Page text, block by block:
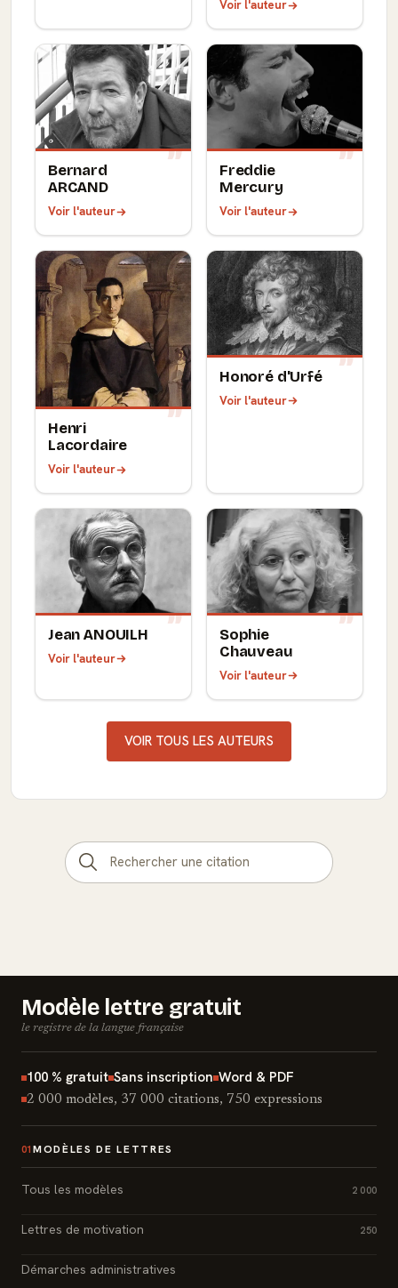
Voir l'auteur
Bernard
ARCAND
Voir l'auteur
Freddie
Mercury
Voir l'auteur
Henri
Lacordaire
Voir l'auteur
Honoré d'Urfé
Voir l'auteur
Jean ANOUILH
Voir l'auteur
Sophie
Chauveau
Voir l'auteur
VOIR TOUS LES AUTEURS
Modèle lettre gratuit
le registre de la langue française
100 % gratuit Sans inscription Word & PDF
2 000 modèles, 37 000 citations, 750 expressions
01 MODÈLES DE LETTRES
Tous les modèles 2 000
Lettres de motivation 250
Démarches administratives